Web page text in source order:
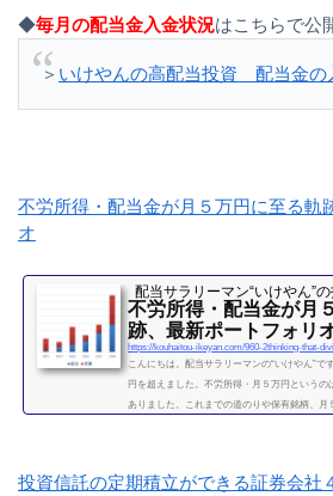
◆毎月の配当金入金状況はこちらで公
＞ いけやんの高配当投資 配当金の
不労所得・配当金が月５万円に至る軌
オ
配当サラリーマン“いけやん”の
不労所得・配当金が月
跡、最新ポートフォリ
こんにちは。配当サラリーマンの“いけやん”で
円を超えました。不労所得・月５万円という
ありました。これまでの道のりや保有銘柄、月
2019年になり、不労所得という名の受取配当金
投資信託の定期積立ができる証券会